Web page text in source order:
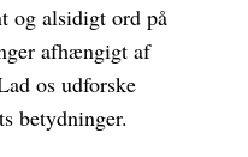
og alsidigt ord på
afhængigt af
os udforske
betydninger.